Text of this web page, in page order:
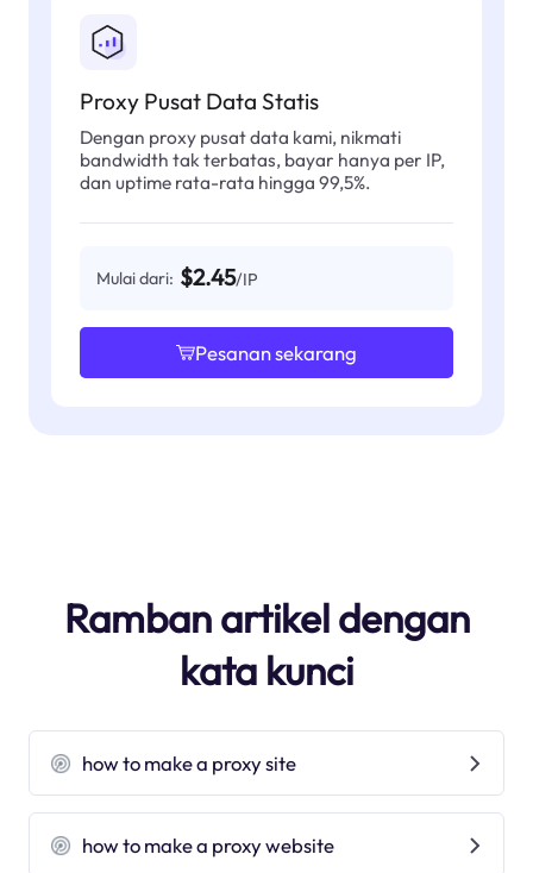
Proxy Pusat Data Statis
Dengan proxy pusat data kami, nikmati
bandwidth tak terbatas, bayar hanya per IP,
dan uptime rata-rata hingga 99,5%.
Mulai dari: $2.45/IP
Pesanan sekarang
Ramban artikel dengan
kata kunci
how to make a proxy site
how to make a proxy website